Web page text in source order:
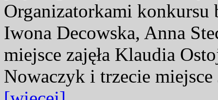
Organizatorkami konkursu
Iwona Decowska, Anna
miejsce zajęła Klaudia
Nowaczyk i trzecie